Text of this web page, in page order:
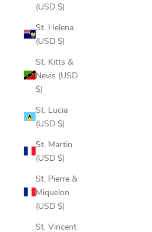
(USD $)
St. Helena
(USD $)
St. Kitts &
Nevis (USD
$)
St. Lucia
(USD $)
St. Martin
(USD $)
St. Pierre &
Miquelon
(USD $)
St. Vincent